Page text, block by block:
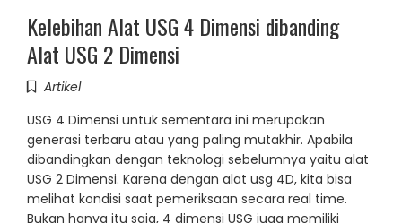
Kelebihan Alat USG 4 Dimensi dibanding
Alat USG 2 Dimensi
Artikel
USG 4 Dimensi untuk sementara ini merupakan
generasi terbaru atau yang paling mutakhir. Apabila
dibandingkan dengan teknologi sebelumnya yaitu alat
USG 2 Dimensi. Karena dengan alat usg 4D, kita bisa
melihat kondisi saat pemeriksaan secara real time.
Bukan hanya itu saja, 4 dimensi USG juga memiliki